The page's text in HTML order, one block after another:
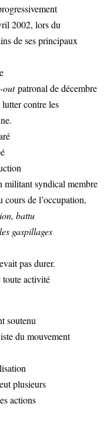
2002, lors du
de ses principaux
outpatronal de décembre
contre les
militant syndical membre
cours de l’occupation,
battu
gaspillages
pas durer.
toute activité
soutenu
du mouvement
plusieurs
actions